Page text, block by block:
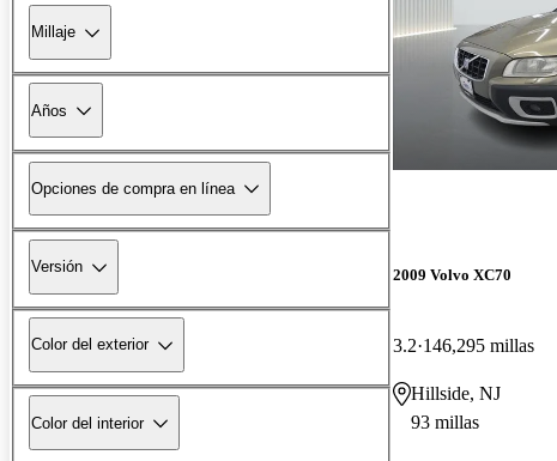
Millaje
Años
Opciones de compra en línea
Versión
Color del exterior
Color del interior
2009 Volvo XC70
3.2 146,295 millas
Hillside, NJ
93 millas